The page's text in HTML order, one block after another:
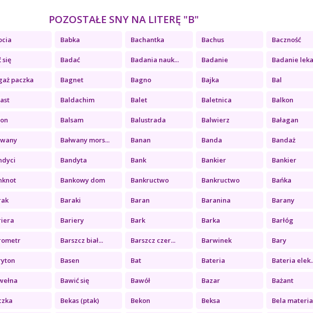
POZOSTAŁE SNY NA LITERĘ "B"
Babka Bachantka Bachus Baczność
się Badać Badania nauk... Badanie Badanie
paczka Bagnet Bagno Bajka Bal
Baldachim Balet Baletnica Balkon
Balsam Balustrada Balwierz Bałagan
Bałwany mors... Banan Banda Bandaż
Bandyta Bank Bankier Bankier
Bankowy dom Bankructwo Bankructwo Bańka
Baraki Baran Baranina Barany
Bariery Bark Barka Barłóg
Barszcz biał... Barszcz czer... Barwinek Bary
Basen Bat Bateria Bateria
Bawić się Bawół Bazar Bażant
Bekas (ptak) Bekon Beksa Bela